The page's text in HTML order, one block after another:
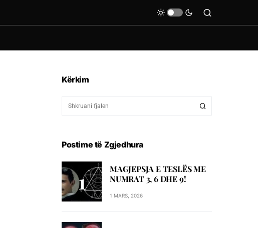
Kërkim
Postime të Zgjedhura
MAGJEPSJA E TESLËS ME
NUMRAT 3, 6 DHE 9!
1 MARS, 2026